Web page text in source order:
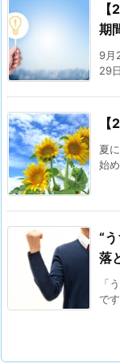
期
9月
29
夏
始
“
落
「
で